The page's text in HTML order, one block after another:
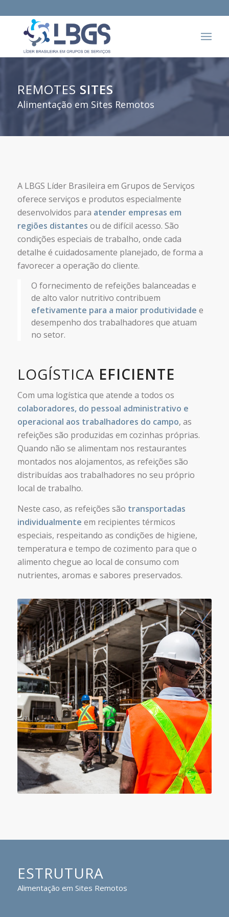
REMOTES SITES
Alimentação em Sites Remotos
A LBGS Líder Brasileira em Grupos de Serviços
oferece serviços e produtos especialmente
desenvolvidos para atender empresas em
regiões distantes ou de difícil acesso. São
condições especiais de trabalho, onde cada
detalhe é cuidadosamente planejado, de forma a
favorecer a operação do cliente.
O fornecimento de refeições balanceadas e
de alto valor nutritivo contribuem
efetivamente para a maior produtividade e
desempenho dos trabalhadores que atuam
no setor.
LOGÍSTICA EFICIENTE
Com uma logística que atende a todos os
colaboradores, do pessoal administrativo e
operacional aos trabalhadores do campo, as
refeições são produzidas em cozinhas próprias.
Quando não se alimentam nos restaurantes
montados nos alojamentos, as refeições são
distribuídas aos trabalhadores no seu próprio
local de trabalho.
Neste caso, as refeições são transportadas
individualmente em recipientes térmicos
especiais, respeitando as condições de higiene,
temperatura e tempo de cozimento para que o
alimento chegue ao local de consumo com
nutrientes, aromas e sabores preservados.
ESTRUTURA
Alimentação em Sites Remotos